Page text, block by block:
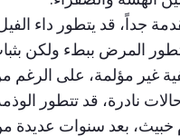
جداً، قد يتطور داء
المرض ببطء ولكن
غير مؤلمة، على الرغم
نادرة، قد تتطور
خبيث، بعد سنوات عديدة